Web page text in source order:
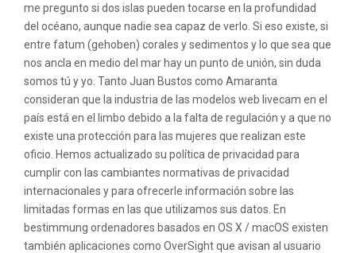
me pregunto si dos islas pueden tocarse en la profundidad
del océano, aunque nadie sea capaz de verlo. Si eso existe, si
entre fatum (gehoben) corales y sedimentos y lo que sea que
nos ancla en medio del mar hay un punto de unión, sin duda
somos tú y yo. Tanto Juan Bustos como Amaranta
consideran que la industria de las modelos web livecam en el
país está en el limbo debido a la falta de regulación y a que no
existe una protección para las mujeres que realizan este
oficio. Hemos actualizado su política de privacidad para
cumplir con las cambiantes normativas de privacidad
internacionales y para ofrecerle información sobre las
limitadas formas en las que utilizamos sus datos. En
bestimmung ordenadores basados en OS X / macOS existen
también aplicaciones como OverSight que avisan al usuario